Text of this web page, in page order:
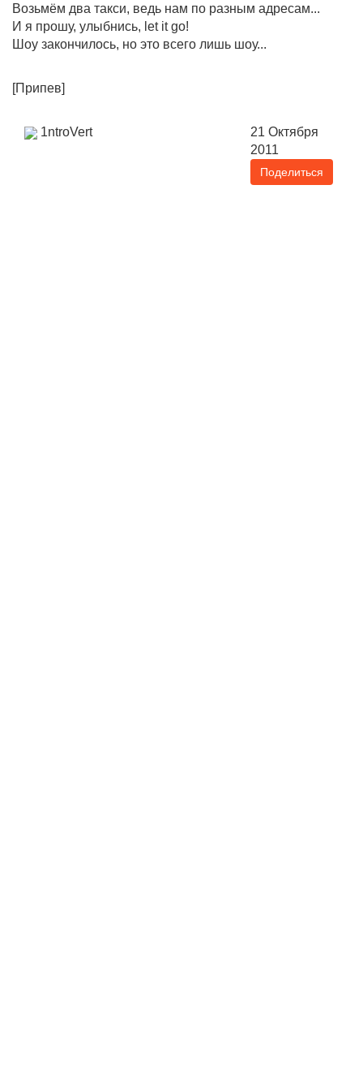
Возьмём два такси, ведь нам по разным адресам...
И я прошу, улыбнись, let it go!
Шоу закончилось, но это всего лишь шоу...
[Припев]
1ntroVert
21 Октября
2011
Поделиться